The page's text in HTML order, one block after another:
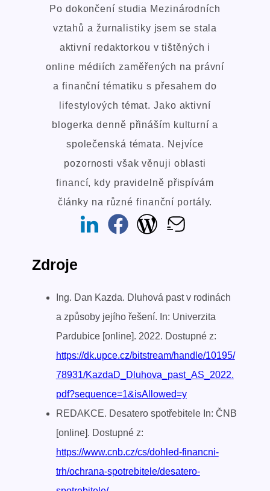
Po dokončení studia Mezinárodních
vztahů a žurnalistiky jsem se stala
aktivní redaktorkou v tištěných i
online médiích zaměřených na právní
a finanční tématiku s přesahem do
lifestylových témat. Jako aktivní
blogerka denně přináším kulturní a
společenská témata. Nejvíce
pozornosti však věnuji oblasti
financí, kdy pravidelně přispívám
články na různé finanční portály.
Zdroje
Ing. Dan Kazda. Dluhová past v rodinách
a způsoby jejího řešení. In: Univerzita
Pardubice [online]. 2022. Dostupné z:
https://dk.upce.cz/bitstream/handle/10195/
78931/KazdaD_Dluhova_past_AS_2022.
pdf?sequence=1&isAllowed=y
REDAKCE. Desatero spotřebitele In: ČNB
[online]. Dostupné z:
https://www.cnb.cz/cs/dohled-financni-
trh/ochrana-spotrebitele/desatero-